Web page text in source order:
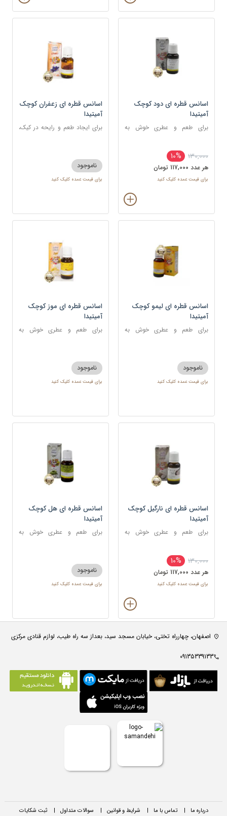
اسانس قطره ای دود کوچک
آمیتیدا
برای طعم و عطری خوش به
130,000
10%
هر عدد 117,000 تومان
برای قیمت عمده کلیک کنید
اسانس قطره ای زعفران کوچک
آمیتیدا
برای ایجاد طعم و رایحه در کیک،
ناموجود
برای قیمت عمده کلیک کنید
اسانس قطره ای لیمو کوچک
آمیتیدا
برای طعم و عطری خوش به
ناموجود
برای قیمت عمده کلیک کنید
اسانس قطره ای موز کوچک
آمیتیدا
برای طعم و عطری خوش به
ناموجود
برای قیمت عمده کلیک کنید
اسانس قطره ای نارگیل کوچک
آمیتیدا
برای طعم و عطری خوش به
130,000
10%
هر عدد 117,000 تومان
برای قیمت عمده کلیک کنید
اسانس قطره ای هل کوچک
آمیتیدا
برای طعم و عطری خوش به
ناموجود
برای قیمت عمده کلیک کنید
اصفهان، چهارراه تختی، خیابان مسجد سید، بعداز سه راه طیب، لوازم قنادی مرکزی
09135339133
درباره ما | تماس با ما | شرایط و قوانین | سوالات متداول | ثبت شکایات